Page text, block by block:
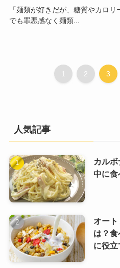
「麺類が好きだが、糖質やカロ
でも罪悪感なく麺類...
1 2 3
人気記事
カル
中に
オー
は？食
に役